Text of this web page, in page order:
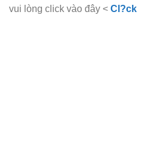
vui lòng click vào đây < Cl?ck